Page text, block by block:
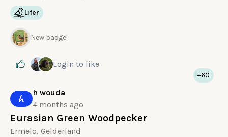
Lifer
New badge!
Login to like
h
h wouda
4 months ago
Eurasian Green Woodpecker
Ermelo, Gelderland
+60